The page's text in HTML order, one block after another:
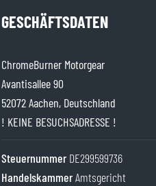
GESCHÄFTSDATEN
ChromeBurner Motorgear
Avantisallee 90
52072 Aachen, Deutschland
! KEINE BESUCHSADRESSE !
SteuernummerDE299599736
HandelskammerAmtsgericht